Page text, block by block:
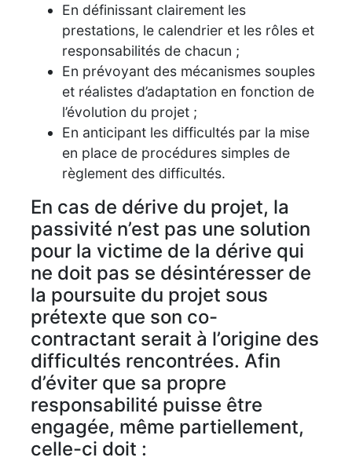
En définissant clairement les
prestations, le calendrier et les rôles et
responsabilités de chacun ;
En prévoyant des mécanismes souples
et réalistes d’adaptation en fonction de
l’évolution du projet ;
En anticipant les difficultés par la mise
en place de procédures simples de
règlement des difficultés.
En cas de dérive du projet, la
passivité n’est pas une solution
pour la victime de la dérive qui
ne doit pas se désintéresser de
la poursuite du projet sous
prétexte que son co-
contractant serait à l’origine des
difficultés rencontrées. Afin
d’éviter que sa propre
responsabilité puisse être
engagée, même partiellement,
celle-ci doit :